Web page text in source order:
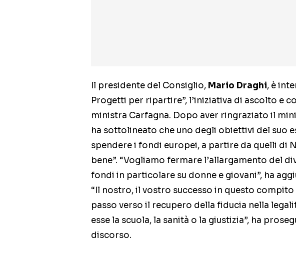
Il presidente del Consiglio, Mario Draghi, è
Progetti per ripartire”, l’iniziativa di ascolto e
ministra Carfagna. Dopo aver ringraziato il
ha sottolineato che uno degli obiettivi del suo
spendere i fondi europei, a partire da quelli di
bene”. “Vogliamo fermare l’allargamento del
fondi in particolare su donne e giovani”, ha
“Il nostro, il vostro successo in questo compito
passo verso il recupero della fiducia nella
esse la scuola, la sanità o la giustizia”, ha
discorso.